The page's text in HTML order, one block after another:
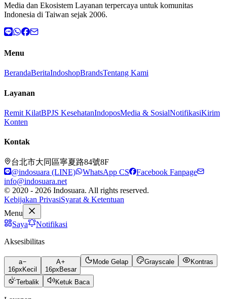
Media dan Ekosistem Layanan terpercaya untuk komunitas
Indonesia di Taiwan sejak 2006.
Menu
BerandaBeritaIndoshopBrandsTentang Kami
Layanan
Remit KilatBPJS KesehatanIndoposMedia & SosialNotifikasiKirim
Konten
Kontak
台北市大同區寧夏路84號8F
@indosuara (LINE)
WhatsApp CS
Facebook Fanpage
info@indosuara.net
© 2020 - 2026 Indosuara. All rights reserved.
Kebijakan PrivasiSyarat & Ketentuan
Menu
Saya
Notifikasi
Aksesibilitas
a
16px Kecil
A
16px Besar
Mode Gelap Grayscale Kontras
Terbalik Ketuk Baca